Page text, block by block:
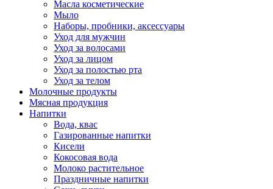
Масла косметические
Мыло
Наборы, пробники, аксессуары
Уход для мужчин
Уход за волосами
Уход за лицом
Уход за полостью рта
Уход за телом
Молочные продукты
Мясная продукция
Напитки
Вода, квас
Газированные напитки
Кисели
Кокосовая вода
Молоко растительное
Праздничные напитки